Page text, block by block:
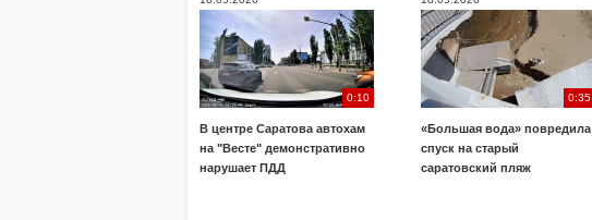
0:10
В центре Саратова автохам
на "Весте" демонстративно
нарушает ПДД
0:35
«Большая вода» повредила
спуск на старый
саратовский пляж